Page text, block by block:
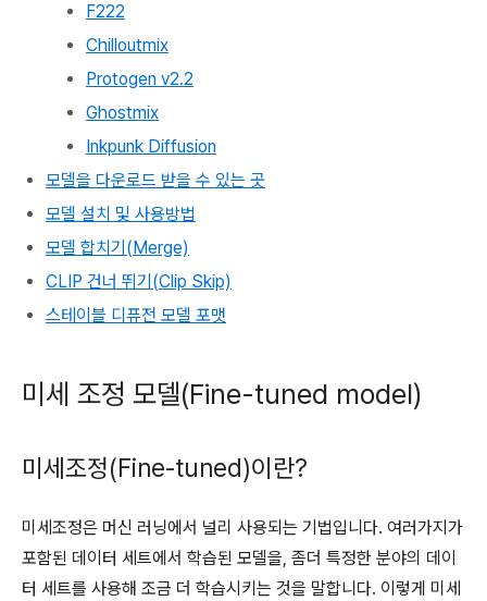
F222
Chilloutmix
Protogen v2.2
Ghostmix
Inkpunk Diffusion
모델을 다운로드 받을 수 있는 곳
모델 설치 및 사용방법
모델 합치기(Merge)
CLIP 건너 뛰기(Clip Skip)
스테이블 디퓨전 모델 포맷
미세 조정 모델(Fine-tuned model)
미세조정(Fine-tuned)이란?
미세조정은 머신 러닝에서 널리 사용되는 기법입니다. 여러가지가
포함된 데이터 세트에서 학습된 모델을, 좀더 특정한 분야의 데이
터 세트를 사용해 조금 더 학습시키는 것을 말합니다. 이렇게 미세